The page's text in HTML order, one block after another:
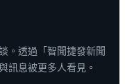
。透過「智聞捷發新聞
訊息被更多人看見。